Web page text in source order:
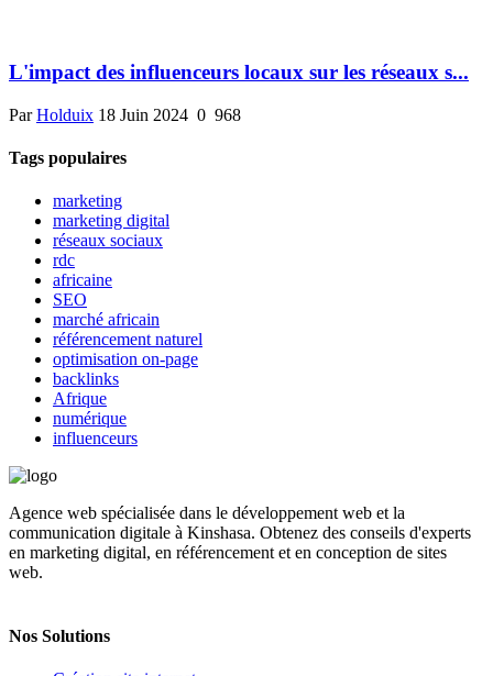
L'impact des influenceurs locaux sur les réseaux s...
ParHolduix 18 Juin 2024 0 968
Tags populaires
marketing
marketing digital
réseaux sociaux
rdc
africaine
SEO
marché africain
référencement naturel
optimisation on-page
backlinks
Afrique
numérique
influenceurs
Agence web spécialisée dans le développement web et la
communication digitale à Kinshasa. Obtenez des conseils d'experts
en marketing digital, en référencement et en conception de sites
web.
Nos Solutions